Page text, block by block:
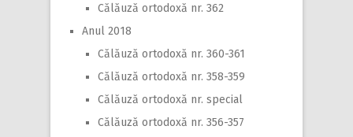
Călăuză ortodoxă nr. 362
Anul 2018
Călăuză ortodoxă nr. 360-361
Călăuză ortodoxă nr. 358-359
Călăuză ortodoxă nr. special
Călăuză ortodoxă nr. 356-357